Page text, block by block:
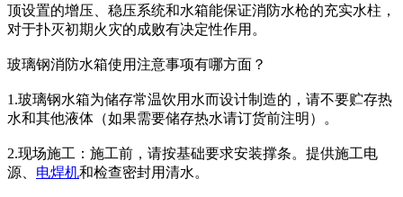
顶设置的增压、稳压系统和水箱能保证消防水枪的充实水柱，
对于扑灭初期火灾的成败有决定性作用。
玻璃钢消防水箱使用注意事项有哪方面？
1.玻璃钢水箱为储存常温饮用水而设计制造的，请不要贮存热
水和其他液体（如果需要储存热水请订货前注明）。
2.现场施工：施工前，请按基础要求安装撑条。提供施工电
源、 电焊机和检查密封用清水。